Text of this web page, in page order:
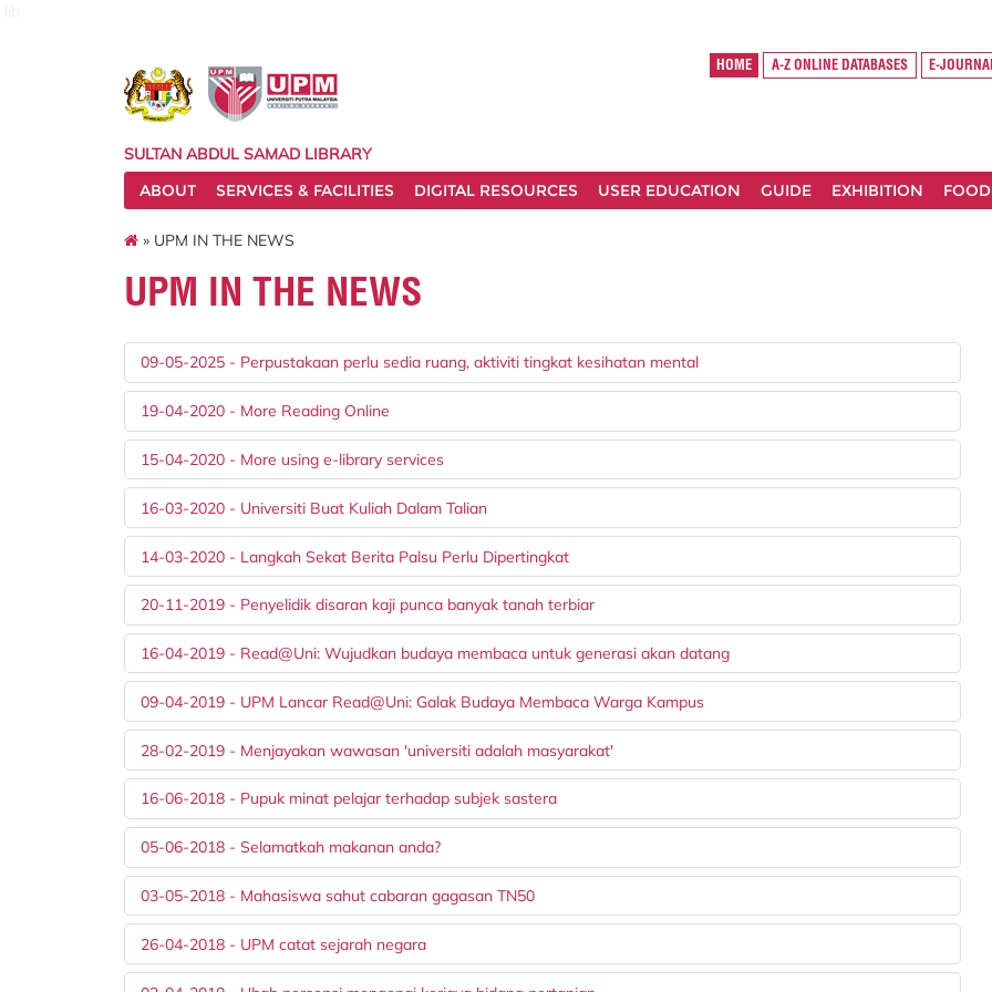
HOME A-Z ONLINE DATABASES E-
SULTAN ABDUL SAMAD LIBRARY
ABOUT
SERVICES & FACILITIES DIGITAL RESOURCES USER EDUCATION GUIDE EXHIBITION
» UPM IN THE NEWS
UPM IN THE NEWS
09-05-2025 - Perpustakaan perlu sedia ruang, aktiviti tingkat kesihatan mental
19-04-2020 - More Reading Online
15-04-2020 - More using e-library services
16-03-2020 - Universiti Buat Kuliah Dalam Talian
14-03-2020 - Langkah Sekat Berita Palsu Perlu Dipertingkat
20-11-2019 - Penyelidik disaran kaji punca banyak tanah terbiar
16-04-2019 - Read@Uni: Wujudkan budaya membaca untuk generasi akan datang
09-04-2019 - UPM Lancar Read@Uni: Galak Budaya Membaca Warga Kampus
28-02-2019 - Menjayakan wawasan 'universiti adalah masyarakat'
16-06-2018 - Pupuk minat pelajar terhadap subjek sastera
05-06-2018 - Selamatkah makanan anda?
03-05-2018 - Mahasiswa sahut cabaran gagasan TN50
26-04-2018 - UPM catat sejarah negara